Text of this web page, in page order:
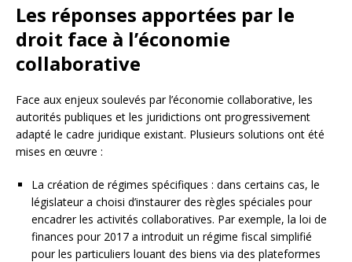
Les réponses apportées par le
droit face à l’économie
collaborative
Face aux enjeux soulevés par l’économie collaborative, les
autorités publiques et les juridictions ont progressivement
adapté le cadre juridique existant. Plusieurs solutions ont été
mises en œuvre :
La création de régimes spécifiques : dans certains cas, le
législateur a choisi d’instaurer des règles spéciales pour
encadrer les activités collaboratives. Par exemple, la loi de
finances pour 2017 a introduit un régime fiscal simplifié
pour les particuliers louant des biens via des plateformes